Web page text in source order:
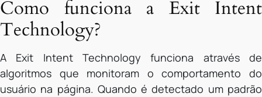
Como funciona a Exit Intent
Technology?
A Exit Intent Technology funciona através de
algoritmos que monitoram o comportamento do
usuário na página. Quando é detectado um padrão